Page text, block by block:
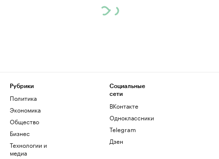
Рубрики
Политика
Экономика
Общество
Бизнес
Технологии и
медиа
Социальные
сети
ВКонтакте
Одноклассники
Telegram
Дзен